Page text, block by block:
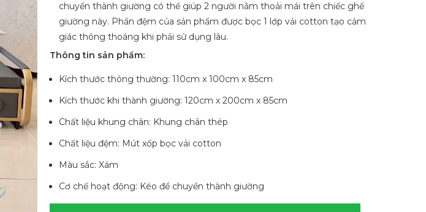
chuyển thành giường có thể giúp 2 người nằm thoải mái trên chiếc ghế
giường này. Phần đệm của sản phẩm được bọc 1 lớp vải cotton tạo cảm
giác thông thoáng khi phải sử dụng lâu.
Thông tin sản phẩm:
Kích thước thông thường: 110cm x 100cm x 85cm
Kích thước khi thành giường: 120cm x 200cm x 85cm
Chất liệu khung chân: Khung chân thép
Chất liệu đệm: Mút xốp bọc vải cotton
Màu sắc: Xám
Cơ chế hoạt động: Kéo để chuyển thành giường